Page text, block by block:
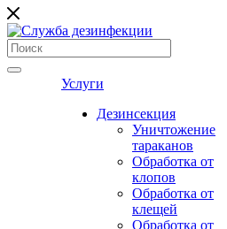
Услуги
Дезинсекция
Уничтожение
тараканов
Обработка от
клопов
Обработка от
клещей
Обработка от